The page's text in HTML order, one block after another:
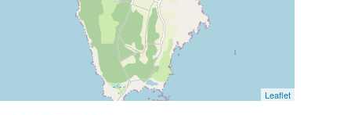
Leaflet